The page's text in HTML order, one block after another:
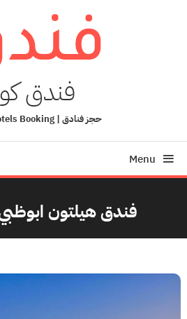
فندق
حجز فنادق | Online Hotels Booking
Menu
فندق هيلتون